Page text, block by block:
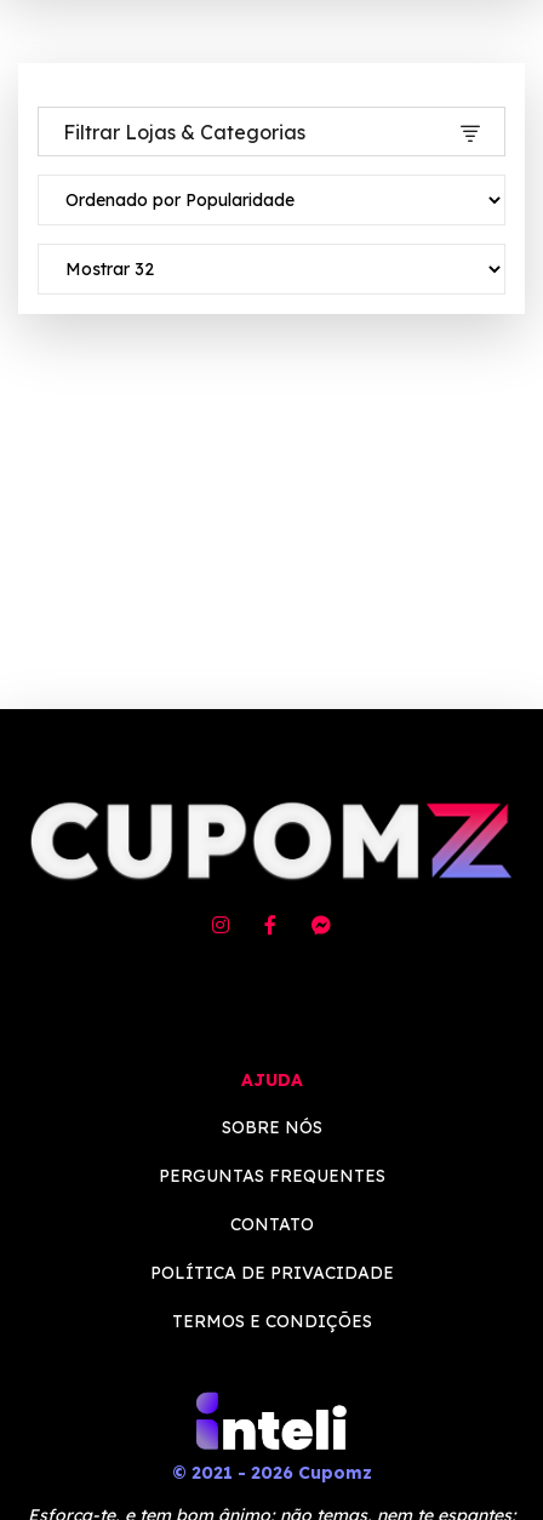
Filtrar Lojas & Categorias
AJUDA
SOBRE NÓS
PERGUNTAS FREQUENTES
CONTATO
POLÍTICA DE PRIVACIDADE
TERMOS E CONDIÇÕES
© 2021 - 2026 Cupomz
Esforça-te, e tem bom ânimo; não temas, nem te espantes;